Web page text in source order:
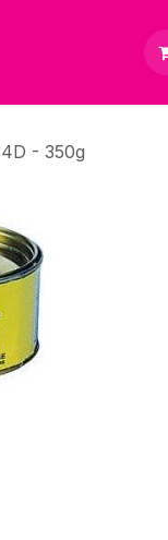
Contactez-nous
- 350g